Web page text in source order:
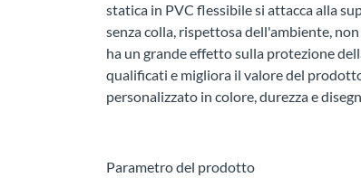
statica in PVC flessibile si attacca alla
senza colla, rispettosa dell'ambiente,
ha un grande effetto sulla protezione
qualificati e migliora il valore del
personalizzato in colore, durezza e
Parametro del prodotto